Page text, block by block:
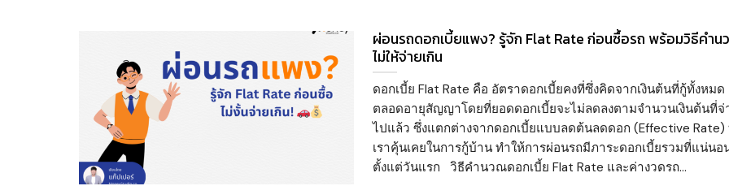
ผ่อนรถดอกเบี้ยแพง? รู้จัก Flat Rate ก่อนซื้อรถ พร้อมวิธีคำ
ไม่ให้จ่ายเกิน
ดอกเบี้ย Flat Rate คือ อัตราดอกเบี้ยคงที่ซึ่งคิดจากเงินต้นที่กู้ทั้งหมด
ตลอดอายุสัญญาโดยที่ยอดดอกเบี้ยจะไม่ลดลงตามจำนวนเงินต้นที่จ่
ไปแล้ว ซึ่งแตกต่างจากดอกเบี้ยแบบลดต้นลดดอก (Effective Rate)
เราคุ้นเคยในการกู้บ้าน ทำให้การผ่อนรถมีภาระดอกเบี้ยรวมที่แน่นอ
ตั้งแต่วันแรก วิธีคำนวณดอกเบี้ย Flat Rate และค่างวดรถ...